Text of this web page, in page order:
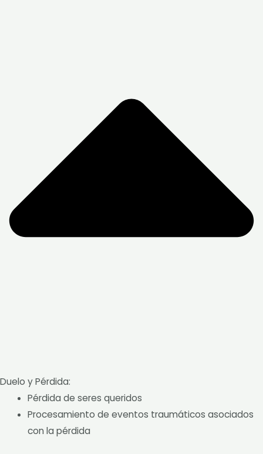
Duelo y Pérdida:
Pérdida de seres queridos
Procesamiento de eventos traumáticos asociados
con la pérdida